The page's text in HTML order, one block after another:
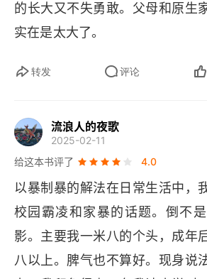
第十六章 自助者天助
第十七章 懦弱是原罪
第十九章 这是一场生存之战
第二十章 对不起，我没能救出那个
的长大又不失勇敢。父母和原生
实在是太大了。
转发 评论
流浪人的夜歌
2025-02-11
给这本书评了
4.0
以暴制暴的解法在日常生活中，
校园霸凌和家暴的话题。倒不
影。主要我一米八的个头，成年
八以上。脾气也不算好。现身说